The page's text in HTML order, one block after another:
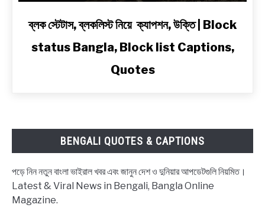
link
Bangla,
Block
list
ব্লক স্টেটাস, ব্লকলিস্ট নিয়ে ক্যাপশন, উক্তি | Block
status Bangla, Block list Captions,
Quotes
BENGALI QUOTES & CAPTIONS
পড়ে নিন নতুন বাংলা ভাইরাল খবর এবং জানুন দেশ ও দুনিয়ার আপডেটগুলি নিয়মিত।
Latest & Viral News in Bengali, Bangla Online
Magazine.